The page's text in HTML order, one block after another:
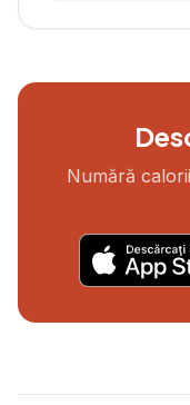
Numără